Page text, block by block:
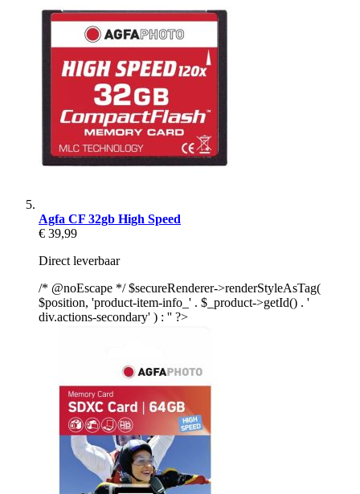
Agfa CF 32gb High Speed
€ 39,99
Direct leverbaar
/* @noEscape */ $secureRenderer->renderStyleAsTag(
$position, 'product-item-info_' . $_product->getId() . '
div.actions-secondary' ) : '' ?>